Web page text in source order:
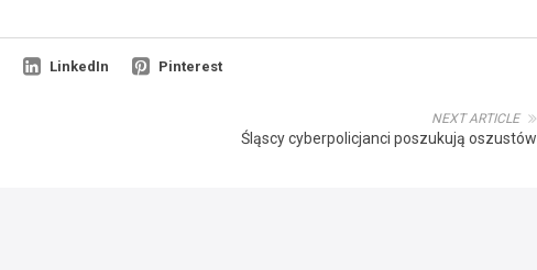
LinkedIn Pinterest
NEXT ARTICLE
Śląscy cyberpolicjanci poszukują oszustów